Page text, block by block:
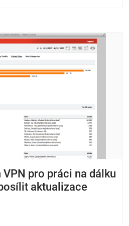
VPN pro práci na dálku
aktualizace